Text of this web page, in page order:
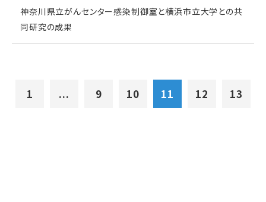
神奈川県立がんセンター感染制御室と横浜市立大学との共
同研究の成果
1 ... 9 10 11 12 13